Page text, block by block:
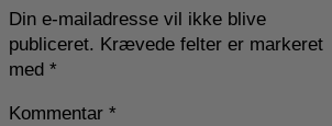
Din e-mailadresse vil ikke blive
publiceret. Krævede felter er markeret
med *
Kommentar *